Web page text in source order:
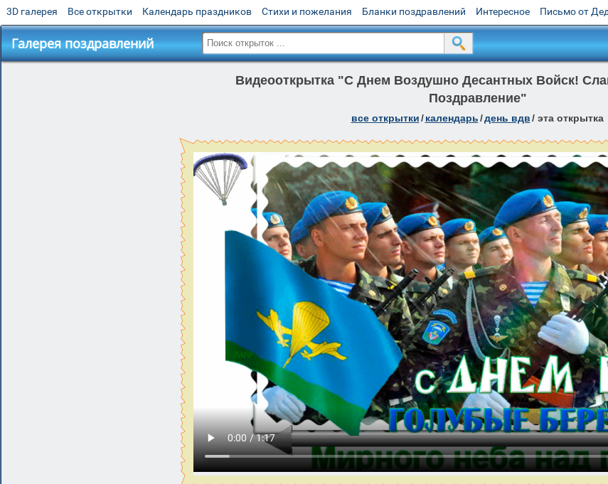
3D галерея Все открытки Календарь праздников Стихи и пожелания Бланки поздравлений Интересное Письмо от
Галерея поздравлений
Видеооткрытка "С Днем Воздушно Десантных Войск!
Поздравление"
все открытки/ календарь/день вдв/ эта открытка